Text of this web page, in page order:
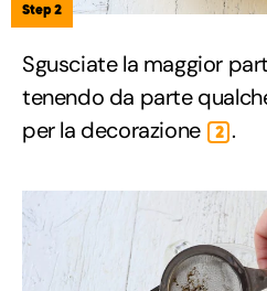
Step 2
Sgusciate la maggior
tenendo da parte
per la decorazione
2 .